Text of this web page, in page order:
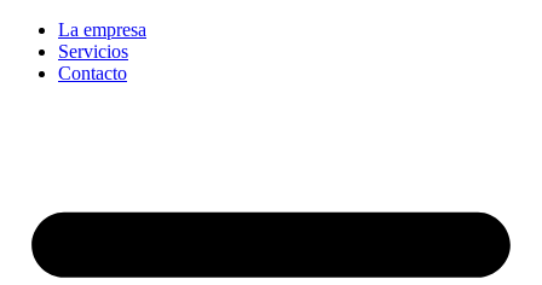
La empresa
Servicios
Contacto